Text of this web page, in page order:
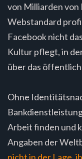
von Milliarden von
Webstandard
Facebook nicht
Kultur pflegt, in
über das
Ohne
Arbeit finden und
Angaben der